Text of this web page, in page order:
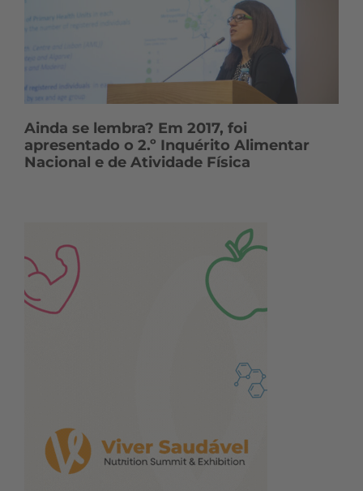
Ainda se lembra? Em 2017, foi
apresentado o 2.º Inquérito Alimentar
Nacional e de Atividade Física